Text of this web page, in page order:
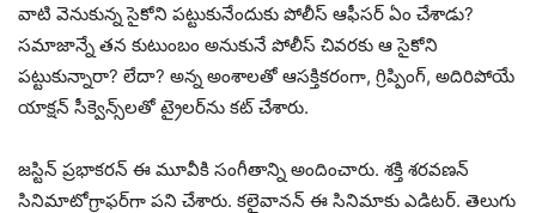
వాటి వెనుకున్న సైకోని పట్టుకునేందుకు పోలీస్ ఆఫీసర్ ఏం చేశాడు?
సమాజాన్నే తన కుటుంబం అనుకునే పోలీస్ చివరకు ఆ సైకోని
పట్టుకున్నారా? లేదా? అన్న అంశాలతో ఆసక్తికరంగా, గ్రిప్పింగ్, అదిరిపోయే
యాక్షన్ సీక్వెన్స్‌లతో ట్రైలర్‌ను కట్ చేశారు.
జస్టిన్ ప్రభాకరన్ ఈ మూవీకి సంగీతాన్ని అందించారు. శక్తి శరవణన్
సినిమాటోగ్రాఫర్‌గా పని చేశారు. కలైవానన్ ఈ సినిమాకు ఎడిటర్. తెలుగు